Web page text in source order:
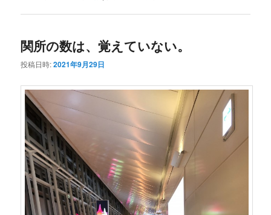
関所の数は、覚えていない。
投稿日時:2021年9月29日